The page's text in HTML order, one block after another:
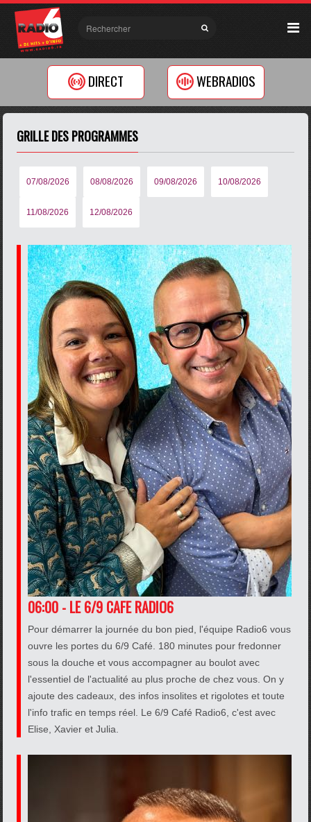
DIRECT WEBRADIOS
GRILLE DES PROGRAMMES
07/08/2026 08/08/2026 09/08/2026 10/08/2026
11/08/2026 12/08/2026
06:00 - LE 6/9 CAFE RADIO6
Pour démarrer la journée du bon pied, l'équipe Radio6 vous
ouvre les portes du 6/9 Café. 180 minutes pour fredonner
sous la douche et vous accompagner au boulot avec
l'essentiel de l'actualité au plus proche de chez vous. On y
ajoute des cadeaux, des infos insolites et rigolotes et toute
l'info trafic en temps réel. Le 6/9 Café Radio6, c'est avec
Elise, Xavier et Julia.